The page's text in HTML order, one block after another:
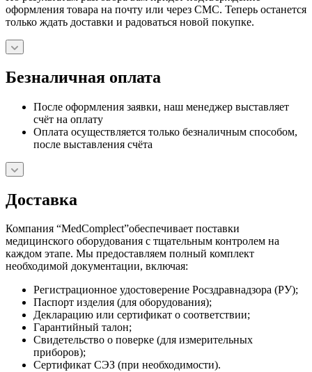
оформления товара на почту или через СМС. Теперь останется
только ждать доставки и радоваться новой покупке.
Безналичная оплата
После оформления заявки, наш менеджер выставляет
счёт на оплату
Оплата осуществляется только безналичным способом,
после выставления счёта
Доставка
Компания “MedComplect”обеспечивает поставки
медицинского оборудования с тщательным контролем на
каждом этапе. Мы предоставляем полный комплект
необходимой документации, включая:
Регистрационное удостоверение Росздравнадзора (РУ);
Паспорт изделия (для оборудования);
Декларацию или сертификат о соответствии;
Гарантийный талон;
Свидетельство о поверке (для измерительных
приборов);
Сертификат СЭЗ (при необходимости).